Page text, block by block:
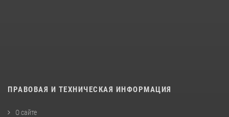
ПРАВОВАЯ И ТЕХНИЧЕСКАЯ ИНФОРМАЦИЯ
О сайте